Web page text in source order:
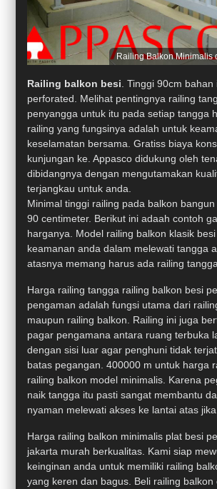
Railing Balkon Minimalis
Railing balkon besi . Tinggi 90cm
perforated. Melihat pentingnya railing
penyangga untuk itu pada setiap tangga
railing yang fungsinya adalah untuk
keselamatan bersama. Gratiss biaya
kunjungan ke. Appasco didukung oleh
dibidangnya dengan mengutamakan
terjangkau untuk anda.
Minimal tinggi railing pada balkon
90 centimeter. Berikut ini adaah contoh
harganya. Model railing balkon klasik
keamanan anda dalam melewati tangga
atasnya memang harus ada railing tangga.
Harga railing tangga railing balkon besi
pengaman adalah fungsi utama dari
maupun railing balkon. Railing ini juga
pagar pengamana antara ruang terbuka
dengan sisi luar agar penghuni tidak
batas pegangan. 400000 m untuk harga
railing balkon model minimalis. Karena
naik tangga itu pasti sangat membantu
nyaman melewati akses ke lantai atas jika.
Harga railing balkon minimalis plat besi
jakarta murah berkualitas. Kami siap
keinginan anda untuk memiliki railing
yang keren dan bagus. Beli railing balkon